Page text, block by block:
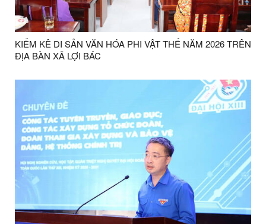
KIỂM KÊ DI SẢN VĂN HÓA PHI VẬT THỂ NĂM 2026 TRÊN
ĐỊA BÀN XÃ LỢI BÁC